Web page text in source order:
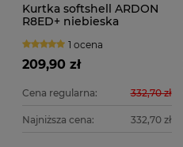
Kurtka softshell ARDON
R8ED+ niebieska
1 ocena
209,90 zł
Cena regularna: 332,70 zł
Najniższa cena: 332,70 zł